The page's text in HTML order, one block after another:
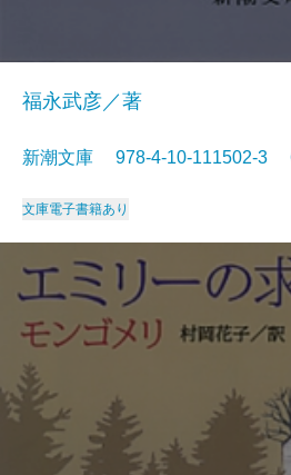
福永武彦／著
新潮文庫 978-4-10-111502-3
文庫電子書籍あり